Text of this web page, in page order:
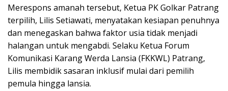
​Merespons amanah tersebut, Ketua PK Golkar Patrang
terpilih, Lilis Setiawati, menyatakan kesiapan penuhnya
dan menegaskan bahwa faktor usia tidak menjadi
halangan untuk mengabdi. Selaku Ketua Forum
Komunikasi Karang Werda Lansia (FKKWL) Patrang,
Lilis membidik sasaran inklusif mulai dari pemilih
pemula hingga lansia.